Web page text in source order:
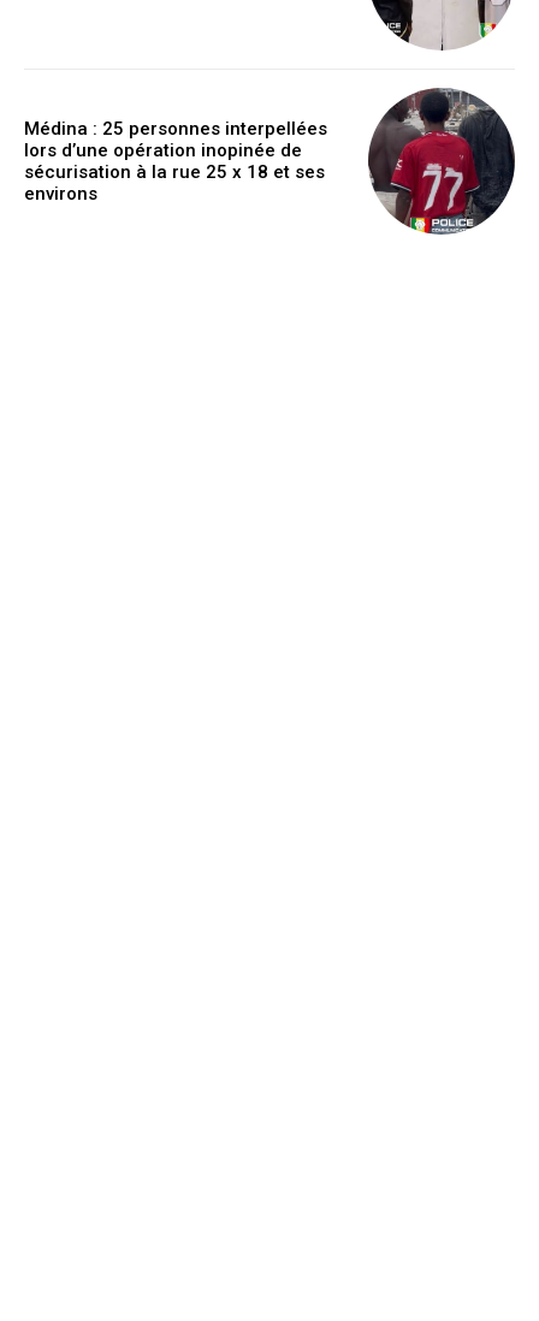
Médina : 25 personnes interpellées
lors d’une opération inopinée de
sécurisation à la rue 25 x 18 et ses
environs